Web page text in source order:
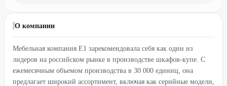
О компании
Мебельная компания Е1 зарекомендовала себя как один из
лидеров на российском рынке в производстве шкафов-купе. С
ежемесячным объемом производства в 30 000 единиц, она
предлагает широкий ассортимент, включая как серийные модели,